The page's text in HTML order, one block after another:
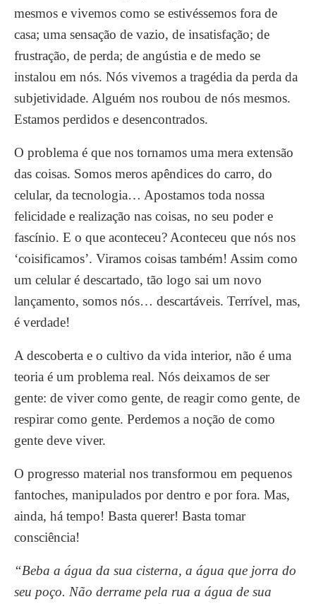
mesmos e vivemos como se estivéssemos fora de
casa; uma sensação de vazio, de insatisfação; de
frustração, de perda; de angústia e de medo se
instalou em nós. Nós vivemos a tragédia da perda da
subjetividade. Alguém nos roubou de nós mesmos.
Estamos perdidos e desencontrados.
O problema é que nos tornamos uma mera extensão
das coisas. Somos meros apêndices do carro, do
celular, da tecnologia… Apostamos toda nossa
felicidade e realização nas coisas, no seu poder e
fascínio. E o que aconteceu? Aconteceu que nós nos
‘coisificamos’. Viramos coisas também! Assim como
um celular é descartado, tão logo sai um novo
lançamento, somos nós… descartáveis. Terrível, mas,
é verdade!
A descoberta e o cultivo da vida interior, não é uma
teoria é um problema real. Nós deixamos de ser
gente: de viver como gente, de reagir como gente, de
respirar como gente. Perdemos a noção de como
gente deve viver.
O progresso material nos transformou em pequenos
fantoches, manipulados por dentro e por fora. Mas,
ainda, há tempo! Basta querer! Basta tomar
consciência!
“Beba a água da sua cisterna, a água que jorra do
seu poço. Não derrame pela rua a água de sua